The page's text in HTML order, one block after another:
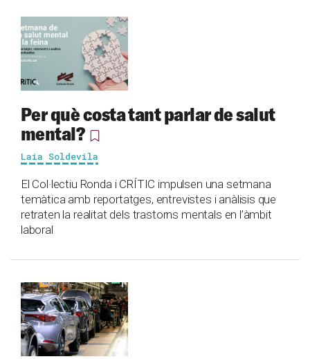
Per què costa tant parlar de salut
mental?
Laia Soldevila
El Col·lectiu Ronda i CRÍTIC impulsen una setmana
temàtica amb reportatges, entrevistes i anàlisis que
retraten la realitat dels trastorns mentals en l’àmbit
laboral